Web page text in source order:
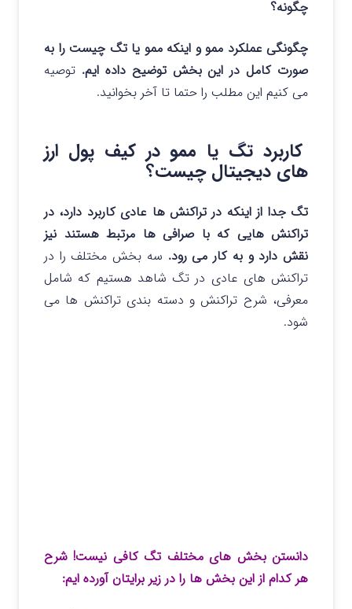
چگونه؟
چگونگی عملکرد ممو و اینکه ممو یا تگ چیست را به
صورت کامل در این بخش توضیح داده ایم. توصیه
می کنیم این مطلب را حتما تا آخر بخوانید.
کاربرد تگ یا ممو در کیف پول ارز
های دیجیتال چیست؟
تگ جدا از اینکه در تراکنش ها عادی کاربرد دارد، در
تراکنش هایی که با صرافی ها مرتبط هستند نیز
نقش دارد و به کار می رود. سه بخش مختلف را در
تراکنش های عادی در تگ شاهد هستیم که شامل
معرفی، شرح تراکنش و دسته بندی تراکنش ها می
شود.
دانستن بخش های مختلف تگ کافی نیست! شرح
هر کدام از این بخش ها را در زیر برایتان آورده ایم: